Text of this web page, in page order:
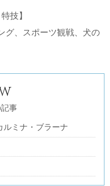
技】
グ、スポーツ観戦、犬の
事
ミナ・ブラーナ